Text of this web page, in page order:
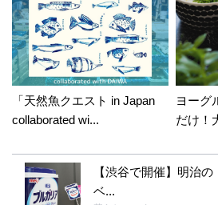
「天然魚クエスト in Japan
collaborated wi...
ヨーグ
だけ！
【渋谷で開催】明治
ベ...